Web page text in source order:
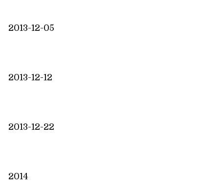
2013-12-05
2013-12-12
2013-12-22
2014